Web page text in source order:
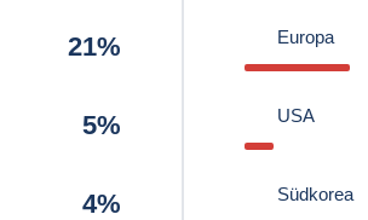
21%
5%
4%
Europa
USA
Südkorea